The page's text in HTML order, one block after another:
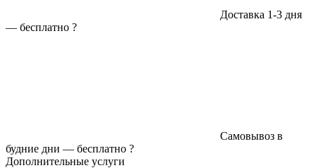
Доставка 1-3 дня
— бесплатно ?
Самовывоз в
будние дни — бесплатно ?
Дополнительные услуги